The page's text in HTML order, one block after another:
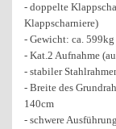
- doppelte
Klappscharniere)
- Gewicht: ca. 599kg
- Kat.2 Aufnahme
- stabiler
- Breite des
140cm
- schwere Ausführung